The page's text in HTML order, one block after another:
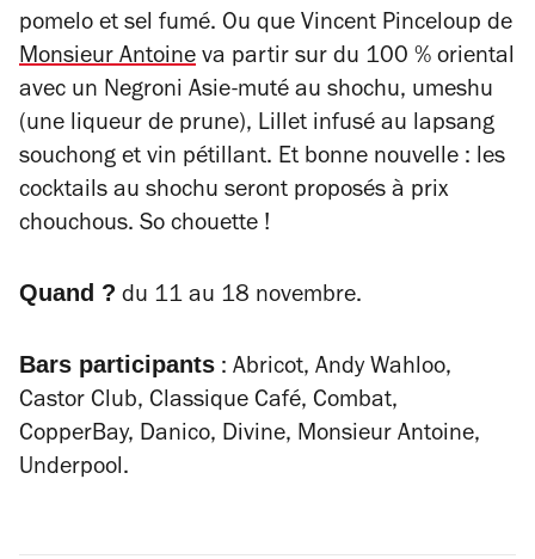
pomelo et sel fumé. Ou que Vincent Pinceloup de
Monsieur Antoine va partir sur du 100 % oriental
avec un Negroni Asie-muté au shochu, umeshu
(une liqueur de prune), Lillet infusé au lapsang
souchong et vin pétillant. Et bonne nouvelle : les
cocktails au shochu seront proposés à prix
chouchous. So chouette !
Quand ? du 11 au 18 novembre.
Bars participants : Abricot, Andy Wahloo,
Castor Club, Classique Café, Combat,
CopperBay, Danico, Divine, Monsieur Antoine,
Underpool.